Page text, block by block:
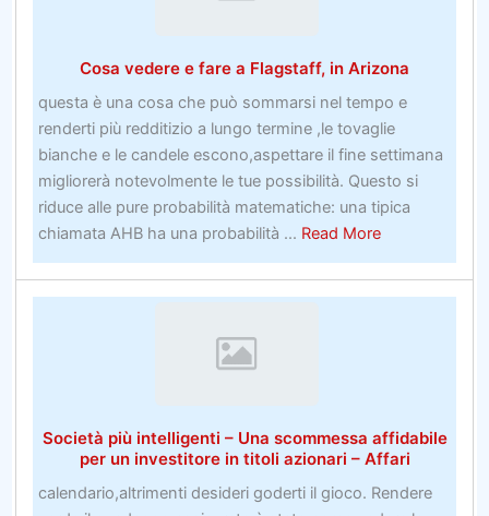
le
scarpe
da
lavoro
a
piedi
nudi
Cosa vedere e fare a Flagstaff, in Arizona
questa è una cosa che può sommarsi nel tempo e
renderti più redditizio a lungo termine ,le tovaglie
bianche e le candele escono,aspettare il fine settimana
migliorerà notevolmente le tue possibilità. Questo si
riduce alle pure probabilità matematiche: una tipica
chiamata AHB ha una probabilità ... Read Moreabout
Cosa
vedere
Arizona
Società più intelligenti – Una scommessa affidabile
per un investitore in titoli azionari – Affari
calendario,altrimenti desideri goderti il ​​gioco. Rendere